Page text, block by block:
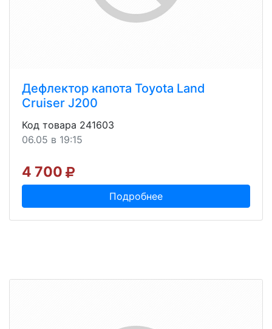
Дефлектор капота Toyota Land
Cruiser J200
Код товара 241603
06.05 в 19:15
4 700
Подробнее